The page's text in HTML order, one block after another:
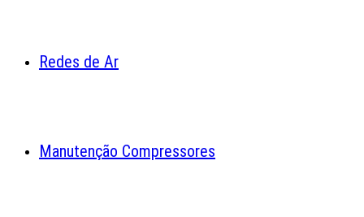
Redes de Ar
Manutenção Compressores